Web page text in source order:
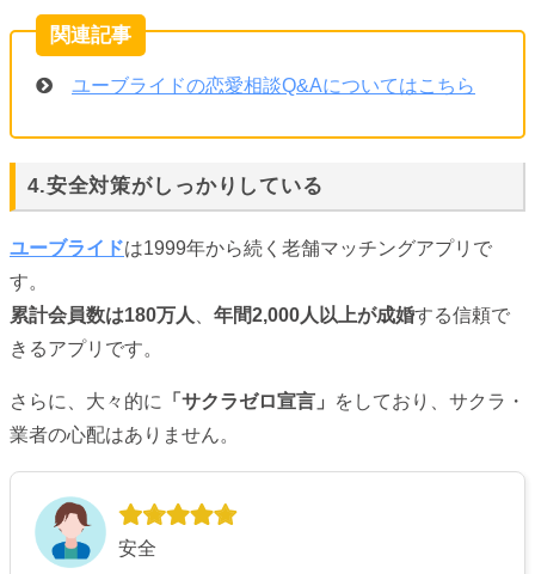
ユーブライドの恋愛相談Q&Aについてはこちら
4.安全対策がしっかりしている
ユーブライドは1999年から続く老舗マッチングアプリで
す。
累計会員数は180万人
年間2,000人以上が成婚する信頼で
きるアプリです。
さらに、大々的に 「サクラゼロ宣言」
をしており、サクラ・
業者の心配はありません。
安全